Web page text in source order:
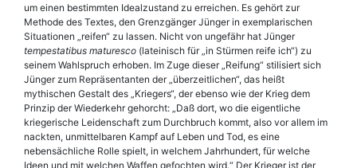
um einen bestimmten Idealzustand zu erreichen. Es gehört zur
Methode des Textes, den Grenzgänger Jünger in exemplarischen
Situationen „reifen“ zu lassen. Nicht von ungefähr hat Jünger
tempestatibus maturesco (lateinisch für „in Stürmen reife ich“) zu
seinem Wahlspruch erhoben. Im Zuge dieser „Reifung“ stilisiert sich
Jünger zum Repräsentanten der „überzeitlichen“, das heißt
mythischen Gestalt des „Kriegers“, der ebenso wie der Krieg dem
Prinzip der Wiederkehr gehorcht: „Daß dort, wo die eigentliche
kriegerische Leidenschaft zum Durchbruch kommt, also vor allem im
nackten, unmittelbaren Kampf auf Leben und Tod, es eine
nebensächliche Rolle spielt, in welchem Jahrhundert, für welche
Ideen und mit welchen Waffen gefochten wird.“ Der Krieger ist der